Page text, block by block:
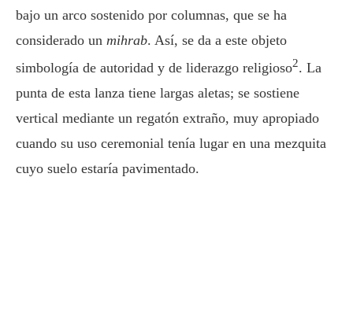
bajo un arco sostenido por columnas, que se ha
considerado un mihrab. Así, se da a este objeto
simbología de autoridad y de liderazgo religioso2. La
punta de esta lanza tiene largas aletas; se sostiene
vertical mediante un regatón extraño, muy apropiado
cuando su uso ceremonial tenía lugar en una mezquita
cuyo suelo estaría pavimentado.